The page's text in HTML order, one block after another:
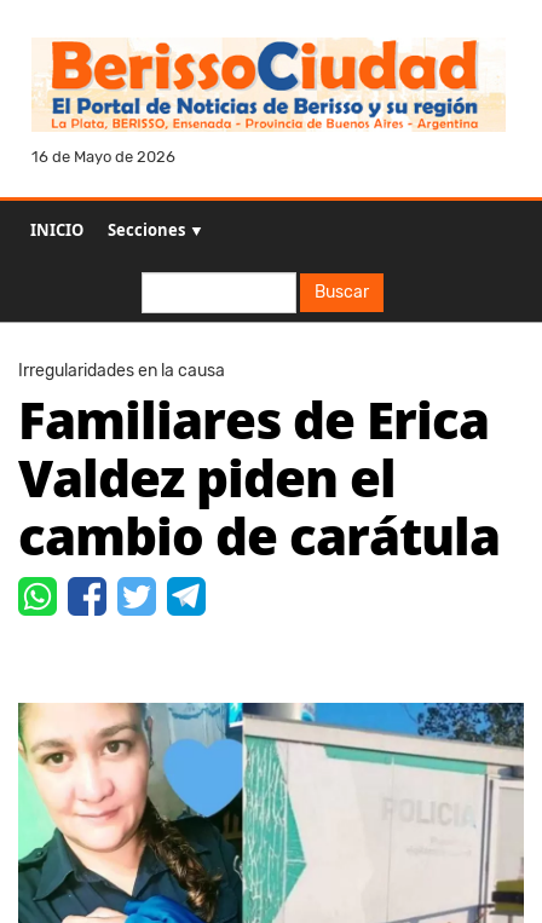
16 de Mayo de 2026
INICIO Secciones ▼
Buscar
Irregularidades en la causa
Familiares de Erica
Valdez piden el
cambio de carátula